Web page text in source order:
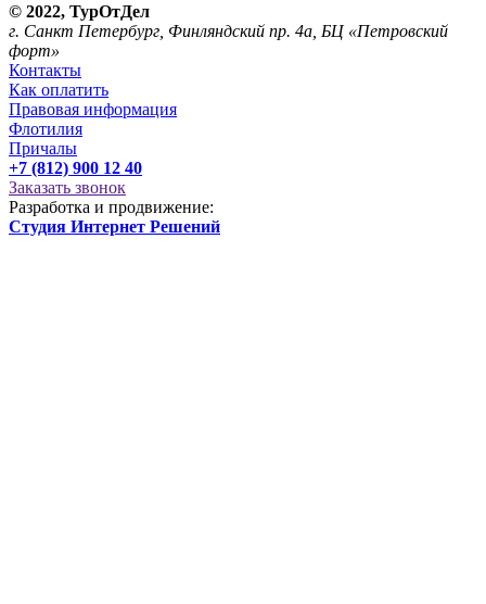
© 2022, ТурОтДел
г. Санкт Петербург, Финляндский пр. 4а, БЦ «Петровский
форт»
Контакты
Как оплатить
Правовая информация
Флотилия
Причалы
+7 (812) 900 12 40
Заказать звонок
Разработка и продвижение:
Студия Интернет Решений